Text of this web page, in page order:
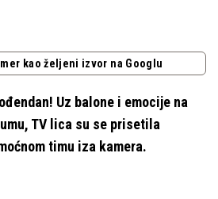
kao željeni izvor na Googlu
Uz balone i emocije na
TV lica su se prisetila
timu iza kamera.